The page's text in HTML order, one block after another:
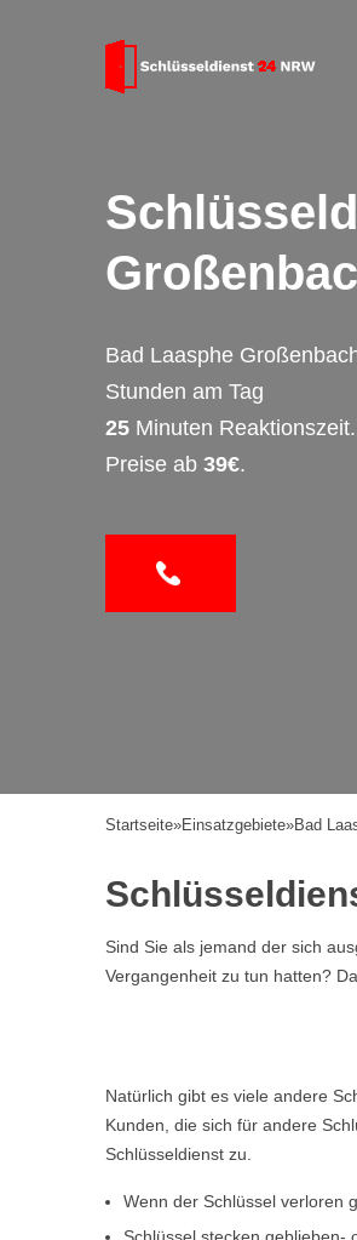
Bad Laasphe
Stunden am Tag
25 Minuten Reaktionszeit.
Preise ab 39€.
Startseite»Einsatzgebiete»Bad
Sind Sie als jemand der sich
Vergangenheit zu tun hatten?
Natürlich gibt es viele andere
Kunden, die sich für andere
Schlüsseldienst zu.
Wenn der Schlüssel verloren